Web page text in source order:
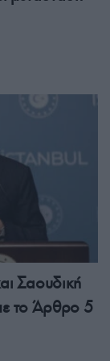
Σαουδική
το Άρθρο 5